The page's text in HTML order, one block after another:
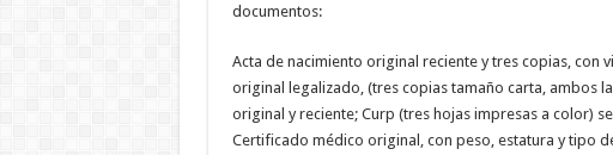
documentos:
Acta de nacimiento original reciente y tres copias, con
original legalizado, (tres copias tamaño carta, ambos
original y reciente; Curp (tres hojas impresas a color)
Certificado médico original, con peso, estatura y tipo